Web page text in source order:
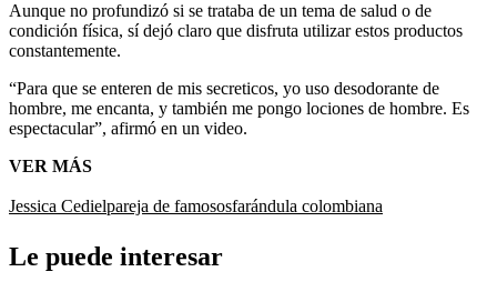
Aunque no profundizó si se trataba de un tema de salud o de
condición física, sí dejó claro que disfruta utilizar estos productos
constantemente.
“Para que se enteren de mis secreticos, yo uso desodorante de
hombre, me encanta, y también me pongo lociones de hombre. Es
espectacular”, afirmó en un video.
VER MÁS
Jessica Cedielpareja de famososfarándula colombiana
Le puede interesar